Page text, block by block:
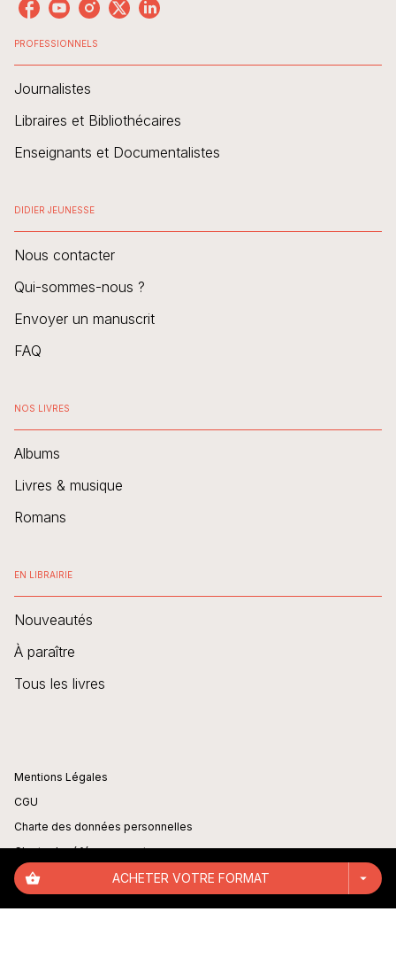
shopping_basket ACHETER VOTRE FORMAT arrow_drop_down
PROFESSIONNELS
Journalistes
Libraires et Bibliothécaires
Enseignants et Documentalistes
DIDIER JEUNESSE
Nous contacter
Qui-sommes-nous ?
Envoyer un manuscrit
FAQ
NOS LIVRES
Albums
Livres & musique
Romans
EN LIBRAIRIE
Nouveautés
À paraître
Tous les livres
Mentions Légales
CGU
Charte des données personnelles
Charte de référencement
Engagement durable